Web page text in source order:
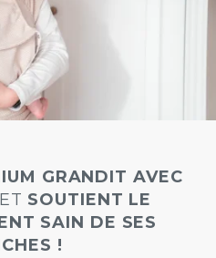
GRANDIT AVEC
ET SOUTIENT LE
SAIN DE SES
!